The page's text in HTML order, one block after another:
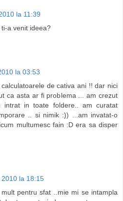
la 11:39
a venit ideea?
la 03:53
de cativa ani !! dar nici
ca asta ar fi problema ... am crezut
in toate foldere.. am curatat
.. si nimik :)) ...am invatat-o
multumesc fain :D era sa disper
la 18:15
pentru sfat ..mie mi se intampla